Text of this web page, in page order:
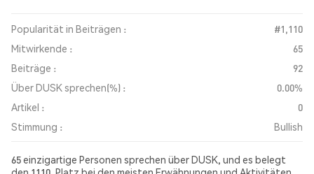
Popularität in Beiträgen :
#1,110
Mitwirkende :
65
Beiträge :
92
Über DUSK sprechen(%) :
0.00%
Artikel :
0
Stimmung :
Bullish
65 einzigartige Personen sprechen über DUSK, und es belegt